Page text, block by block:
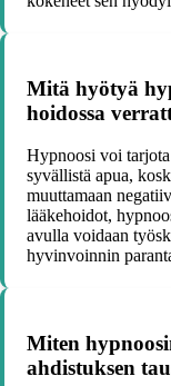
Mitä hyötyä
hoidossa
Hypnoosi voi
syvällistä apua,
muuttamaan
lääkehoidot,
avulla voidaan
hyvinvoinnin
Miten
ahdistuksen